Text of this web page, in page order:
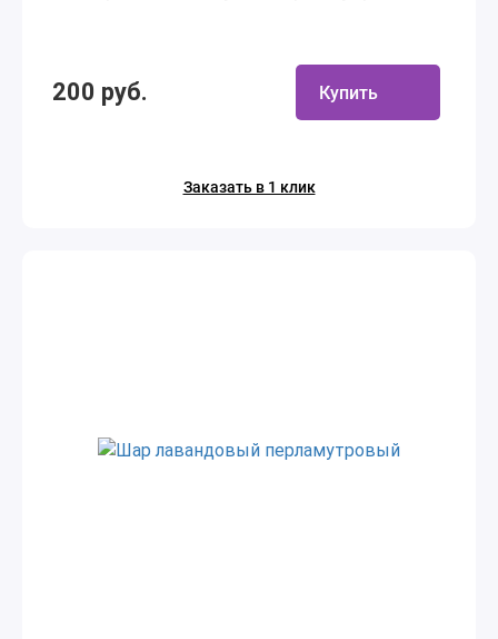
200 руб. Купить
Заказать в 1 клик